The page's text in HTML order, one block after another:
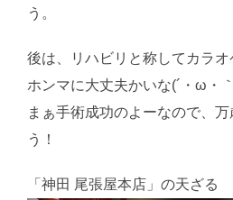
う。
後は、リハビリと称してカラオ
ホンマに大丈夫かいな(´・ω・
まぁ手術成功のよーなので、
う！
「神田 尾張屋本店」の天ざる